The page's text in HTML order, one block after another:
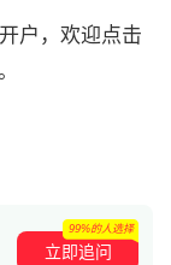
户，欢迎点击
立即追问
99%的人选择